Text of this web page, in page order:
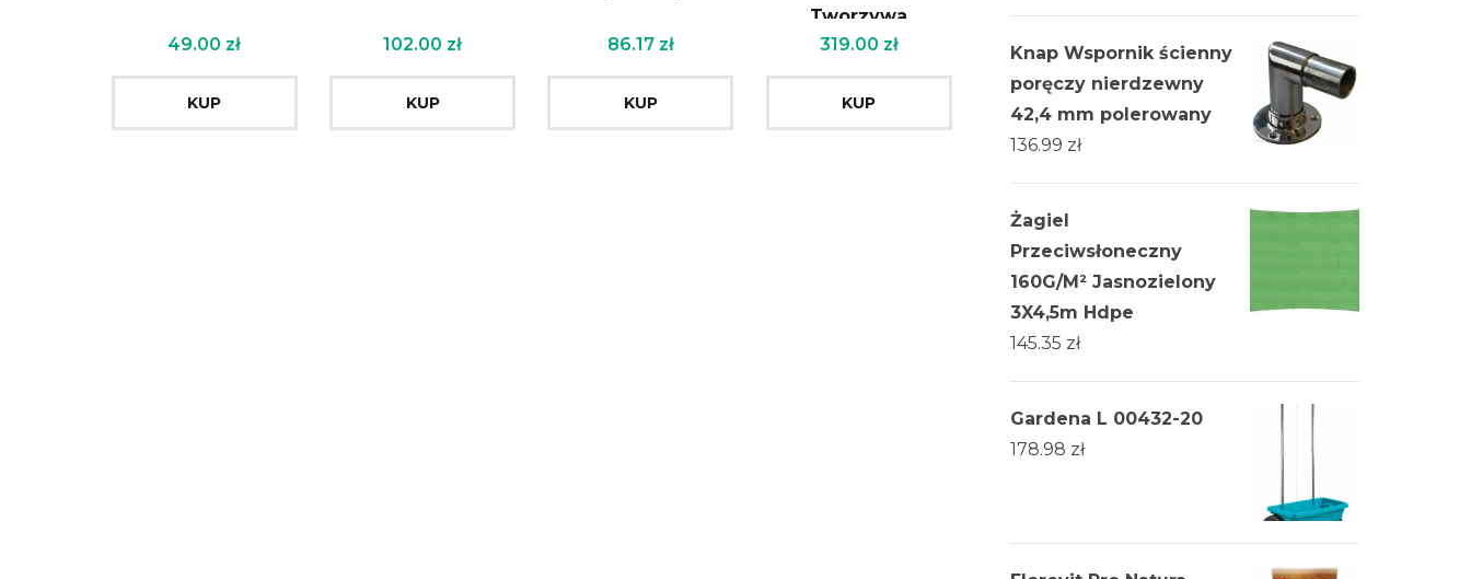
49.00 zł
KUP
102.00 zł
KUP
86.17 zł
KUP
Tworzywa
Sztucznego 1,83kg
964mm 122503
319.00 zł
KUP
Knap Wspornik ścienny
poręczy nierdzewny
42,4 mm polerowany
136.99 zł
Żagiel
Przeciwsłoneczny
160G/M² Jasnozielony
3X4,5m Hdpe
145.35 zł
Gardena L 00432-20
178.98 zł